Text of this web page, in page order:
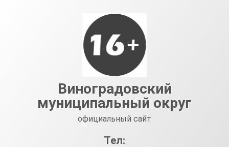
Виноградовский
муниципальный округ
официальный сайт
Тел: